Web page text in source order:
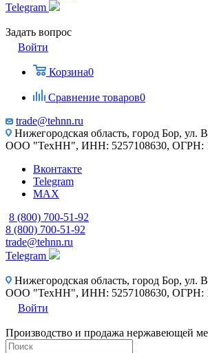
Telegram
Задать вопрос
Войти
Корзина0
Сравнение товаров0
trade@tehnn.ru
Нижегородская область, город Бор, ул.
ООО "ТехНН", ИНН: 5257108630, ОГРН:
Вконтакте
Telegram
MAX
8 (800) 700-51-92
8 (800) 700-51-92
trade@tehnn.ru
Telegram
Нижегородская область, город Бор, ул.
ООО "ТехНН", ИНН: 5257108630, ОГРН:
Войти
Производство и продажа нержавеющей